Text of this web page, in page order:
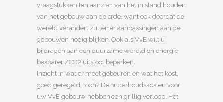
vraagstukken ten aanzien van het in stand houden
van het gebouw aan de orde, want ook doordat de
wereld verandert zullen er aanpassingen aan de
gebouwen nodig blijken. Ook als VvE wilt u
bijdragen aan een duurzame wereld en energie
besparen/CO2 uitstoot beperken.
Inzicht in wat er moet gebeuren en wat het kost,
goed geregeld, toch? De onderhoudskosten voor
uw VvE gebouw hebben een grillig verloop. Het